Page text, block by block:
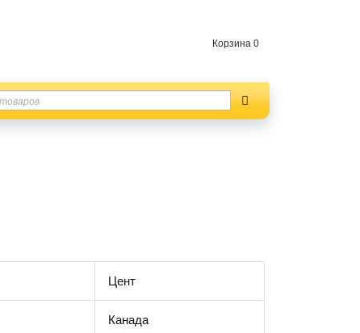
Корзина 0
Цент
Канада